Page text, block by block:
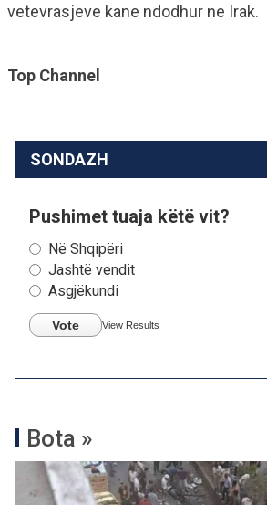
vetevrasjeve kane ndodhur ne Irak.
Top Channel
SONDAZH
Pushimet tuaja këtë vit?
Në Shqipëri
Jashtë vendit
Asgjëkundi
Vote View Results
Bota »